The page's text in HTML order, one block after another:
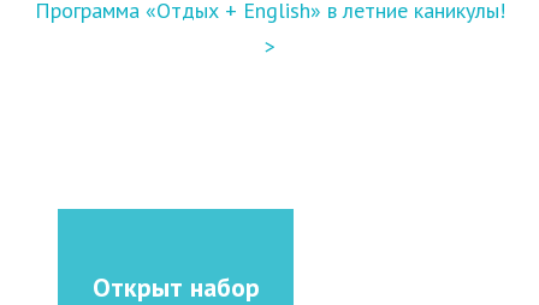
Программа «Отдых + English» в летние каникулы!
>
Открыт набор